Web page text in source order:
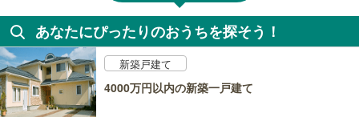
あなたにぴったりのおうちを探そう！
新築戸建て
4000万円以内の新築一戸建て